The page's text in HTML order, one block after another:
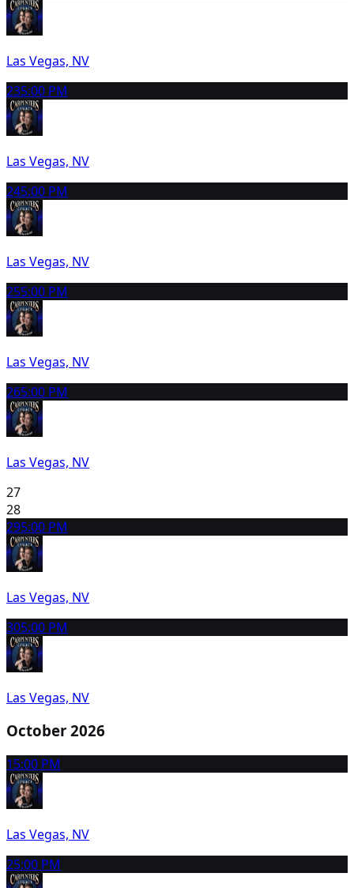
Las Vegas, NV
235:00 PM
Las Vegas, NV
245:00 PM
Las Vegas, NV
255:00 PM
Las Vegas, NV
265:00 PM
Las Vegas, NV
27
28
295:00 PM
Las Vegas, NV
305:00 PM
Las Vegas, NV
October 2026
15:00 PM
Las Vegas, NV
25:00 PM